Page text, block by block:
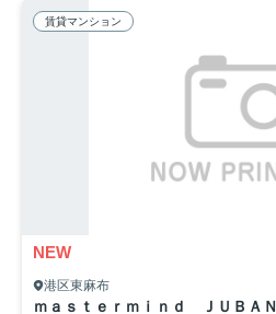
賃貸マンション
NEW
港区東麻布
ｍａｓｔｅｒｍｉｎｄ ＪＵＢＡＮ